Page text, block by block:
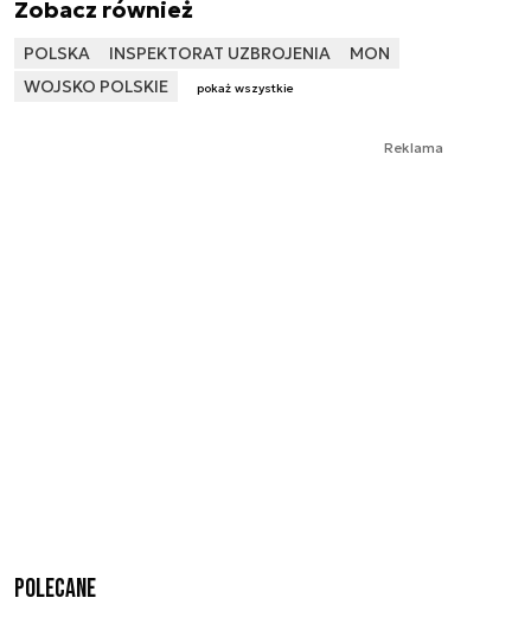
Zobacz również
POLSKA INSPEKTORAT UZBROJENIA
MON
WOJSKO POLSKIE
pokaż wszystkie
Reklama
Polecane